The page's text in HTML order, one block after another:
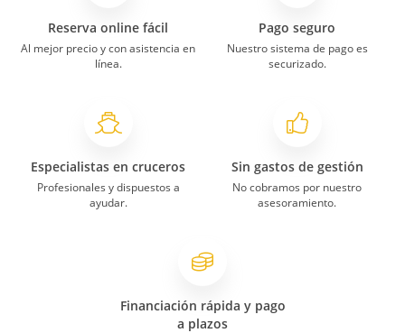
Reserva online fácil
Al mejor precio y con asistencia en
línea.
Pago seguro
Nuestro sistema de pago es
securizado.
Especialistas en cruceros
Profesionales y dispuestos a
ayudar.
Sin gastos de gestión
No cobramos por nuestro
asesoramiento.
Financiación rápida y pago
a plazos